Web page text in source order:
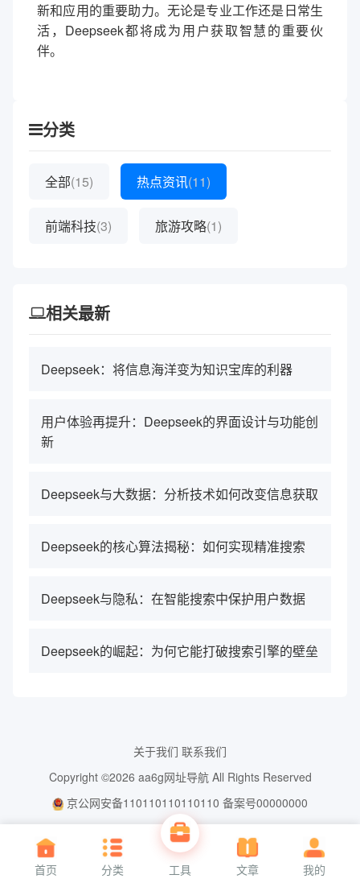
新和应用的重要助力。无论是专业工作还是日常生
活，Deepseek都将成为用户获取智慧的重要伙
伴。
分类
全部(15) 热点资讯(11)
前端科技(3) 旅游攻略(1)
相关最新
Deepseek：将信息海洋变为知识宝库的利器
用户体验再提升：Deepseek的界面设计与功能创
新
Deepseek与大数据：分析技术如何改变信息获取
Deepseek的核心算法揭秘：如何实现精准搜索
Deepseek与隐私：在智能搜索中保护用户数据
Deepseek的崛起：为何它能打破搜索引擎的壁垒
关于我们 联系我们
Copyright ©2026 aa6g网址导航All Rights Reserved
京公网安备110110110110110备案号00000000
首页 分类 工具 文章 我的